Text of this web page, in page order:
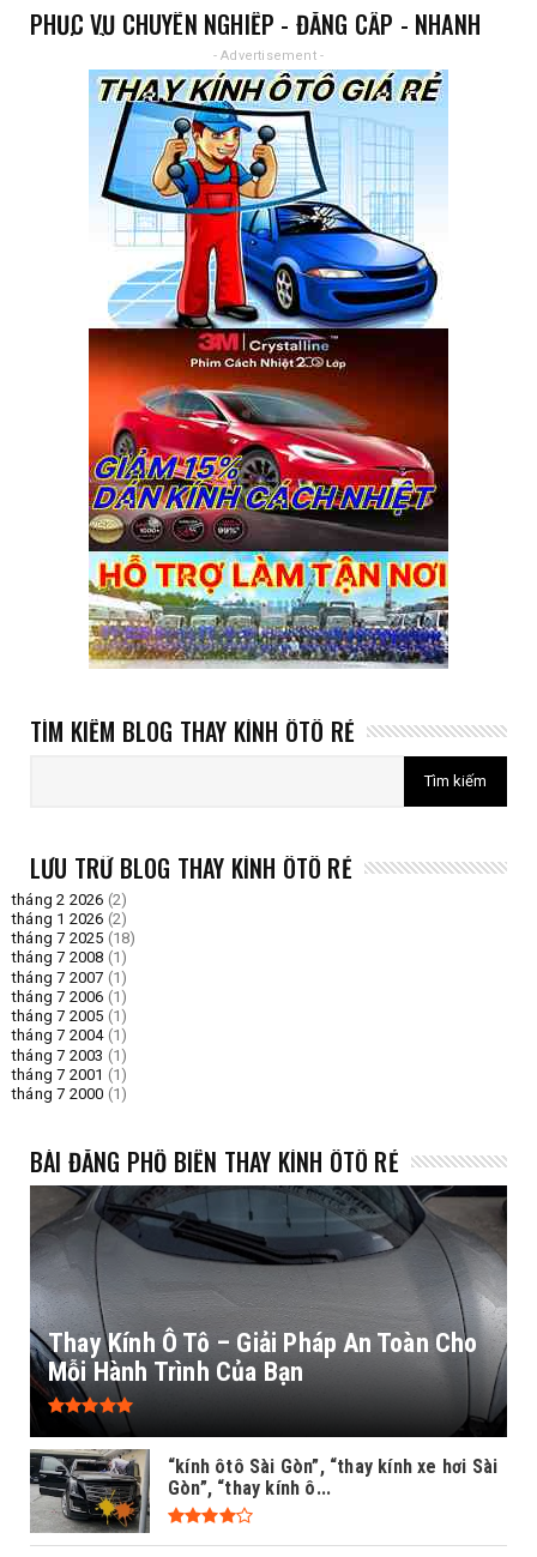
PHỤC VỤ CHUYÊN NGHIỆP - ĐẲNG CẤP - NHANH
- GIÁ RẺ - Advertisement -
TÌM KIẾM BLOG THAY KÍNH ÔTÔ RẺ
LƯU TRỮ BLOG THAY KÍNH ÔTÔ RẺ
tháng 2 2026 (2)
tháng 1 2026 (2)
tháng 7 2025 (18)
tháng 7 2008 (1)
tháng 7 2007 (1)
tháng 7 2006 (1)
tháng 7 2005 (1)
tháng 7 2004(1)
tháng 7 2003 (1)
tháng 7 2001 (1)
tháng 7 2000 (1)
BÀI ĐĂNG PHỔ BIẾN THAY KÍNH ÔTÔ RẺ
Thay Kính Ô Tô – Giải Pháp An Toàn Cho
Mỗi Hành Trình Của Bạn
“kính ôtô Sài Gòn”, “thay kính xe hơi Sài
Gòn”, “thay kính ô...